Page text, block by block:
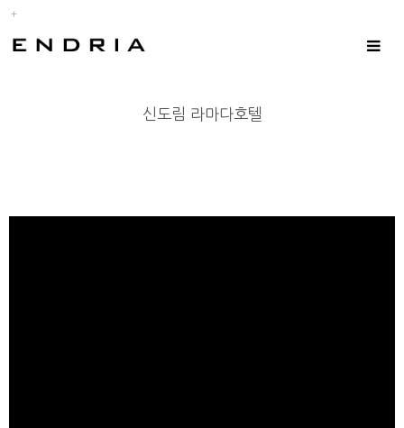
Toggle
신도림 라마다호텔